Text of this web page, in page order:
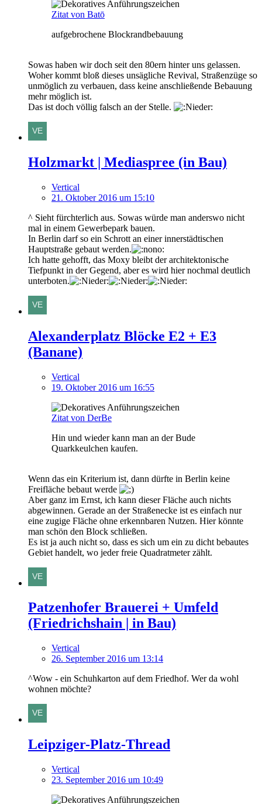
Zitat von Batō
aufgebrochene Blockrandbebauung
Sowas haben wir doch seit den 80ern hinter uns gelassen.
Woher kommt bloß dieses unsägliche Revival, Straßenzüge so
unmöglich zu verbauen, dass keine anschließende Bebauung
mehr möglich ist.
Das ist doch völlig falsch an der Stelle.
Holzmarkt | Mediaspree (in Bau)
Vertical
21. Oktober 2016 um 15:10
^ Sieht fürchterlich aus. Sowas würde man anderswo nicht
mal in einem Gewerbepark bauen.
In Berlin darf so ein Schrott an einer innerstädtischen
Hauptstraße gebaut werden.
Ich hatte gehofft, das Moxy bleibt der architektonische
Tiefpunkt in der Gegend, aber es wird hier nochmal deutlich
unterboten.
Alexanderplatz Blöcke E2 + E3
(Banane)
Vertical
19. Oktober 2016 um 16:55
Zitat von DerBe
Hin und wieder kann man an der Bude
Quarkkeulchen kaufen.
Wenn das ein Kriterium ist, dann dürfte in Berlin keine
Freifläche bebaut werde
Aber ganz im Ernst, ich kann dieser Fläche auch nichts
abgewinnen. Gerade an der Straßenecke ist es einfach nur
eine zugige Fläche ohne erkennbaren Nutzen. Hier könnte
man schön den Block schließen.
Es ist ja auch nicht so, dass es sich um ein zu dicht bebautes
Gebiet handelt, wo jeder freie Quadratmeter zählt.
Patzenhofer Brauerei + Umfeld
(Friedrichshain | in Bau)
Vertical
26. September 2016 um 13:14
^Wow - ein Schuhkarton auf dem Friedhof. Wer da wohl
wohnen möchte?
Leipziger-Platz-Thread
Vertical
23. September 2016 um 10:49